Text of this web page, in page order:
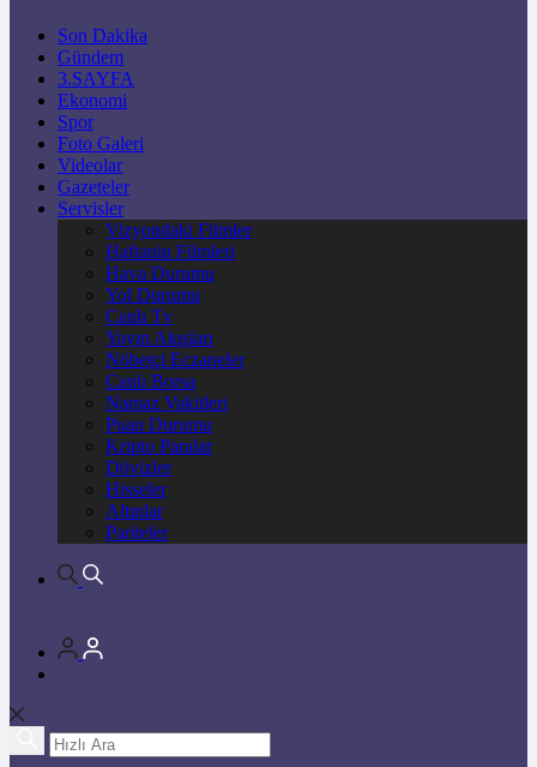
Son Dakika
Gündem
3.SAYFA
Ekonomi
Spor
Foto Galeri
Videolar
Gazeteler
Servisler
Vizyondaki Filmler
Haftanin Filmleri
Hava Durumu
Yol Durumu
Canlı Tv
Yayın Akışları
Nöbetçi Eczaneler
Canlı Borsa
Namaz Vakitleri
Puan Durumu
Kripto Paralar
Dövizler
Hisseler
Altınlar
Pariteler